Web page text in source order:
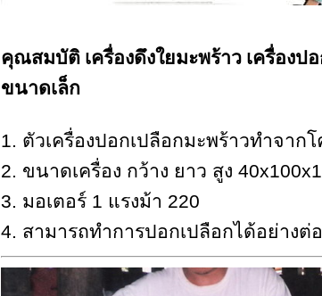
คุณสมบัติ เครื่องดึงใยมะพร้าว เครื่องป
ขนาดเล็ก
1. ตัวเครื่องปอกเปลือกมะพร้าวทำจากโ
2. ขนาดเครื่อง กว้าง ยาว สูง
3. มอเตอร์ 1 แรงม้า 220
4. สามารถทำการปอกเปลือกได้อย่างต่